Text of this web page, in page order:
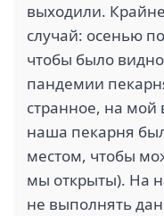
выходили.
случай: осенью
чтобы было
пандемии
странное, на мой
наша пекарня
местом, чтобы
мы открыты). На
не выполнять